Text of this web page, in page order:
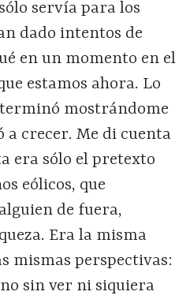
servía para los
dado intentos de
en un momento en el
estamos ahora. Lo
mostrándome
a crecer. Me di cuenta
era sólo el pretexto
eólicos, que
de fuera,
Era la misma
mismas perspectivas:
sin ver ni siquiera